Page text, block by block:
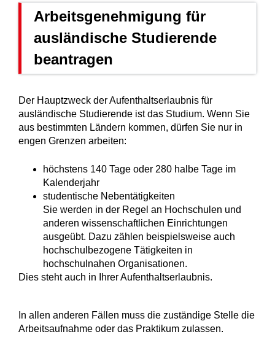
Arbeitsgenehmigung für
ausländische Studierende
beantragen
Der Hauptzweck der Aufenthaltserlaubnis für
ausländische Studierende ist das Studium. Wenn Sie
aus bestimmten Ländern kommen, dürfen Sie nur in
engen Grenzen arbeiten:
höchstens 140 Tage oder 280 halbe Tage im
Kalenderjahr
studentische Nebentätigkeiten
Sie werden in der Regel an Hochschulen und
anderen wissenschaftlichen Einrichtungen
ausgeübt. Dazu zählen beispielsweise auch
hochschulbezogene Tätigkeiten in
hochschulnahen Organisationen.
Dies steht auch in Ihrer Aufenthaltserlaubnis.
In allen anderen Fällen muss die zuständige Stelle die
Arbeitsaufnahme oder das Praktikum zulassen.